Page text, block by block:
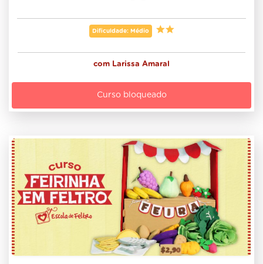
Dificuldade: Médio
com Larissa Amaral
Curso bloqueado